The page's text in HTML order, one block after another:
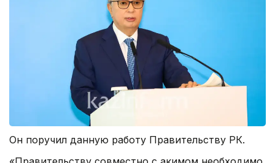
Он поручил данную работу Правительству РК.